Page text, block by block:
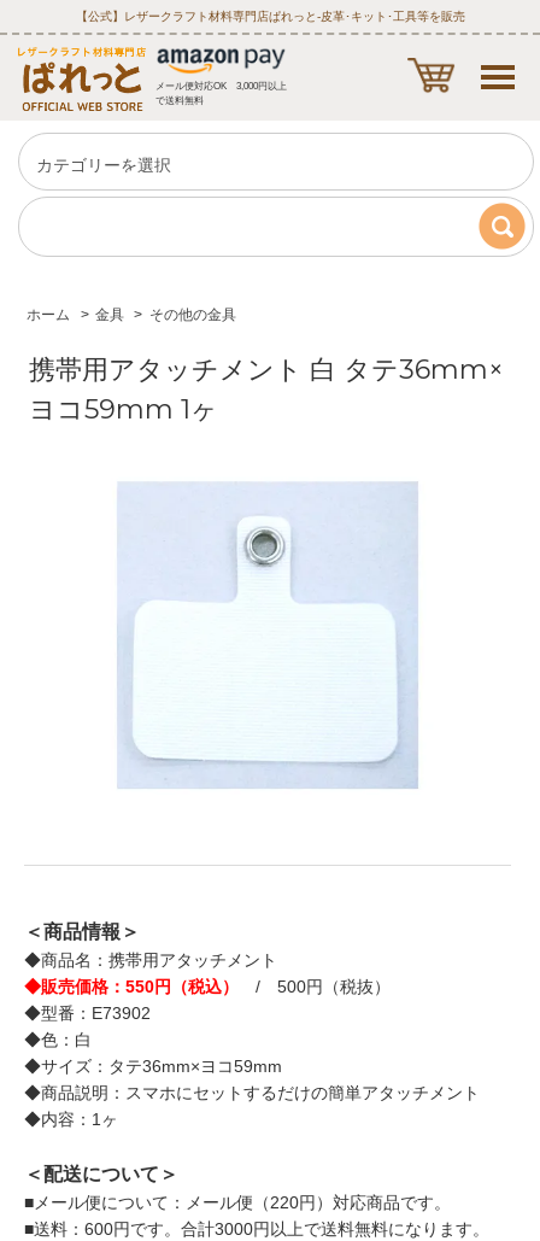
【公式】レザークラフト材料専門店ぱれっと‐皮革･キット･工具等を販売
メール便対応OK 3,000円以上
で送料無料
ホーム > 金具 > その他の金具
携帯用アタッチメント 白 タテ36mm×
ヨコ59mm 1ヶ
＜商品情報＞
◆商品名：携帯用アタッチメント
◆販売価格：550円（税込）
/ 500円（税抜）
◆型番：E73902
◆色：白
◆サイズ：タテ36mm×ヨコ59mm
◆商品説明：スマホにセットするだけの簡単アタッチメント
◆内容：1ヶ
＜配送について＞
■メール便について：メール便（220円）対応商品です。
■送料：600円です。合計3000円以上で送料無料になります。